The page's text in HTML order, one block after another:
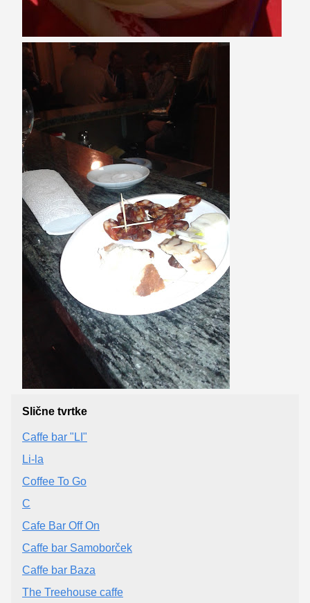
Slične tvrtke
Caffe bar "LI"
Li-la
Coffee To Go
C
Cafe Bar Off On
Caffe bar Samoborček
Caffe bar Baza
The Treehouse caffe